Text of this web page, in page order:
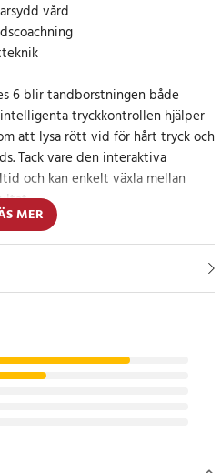
vård
6 blir tandborstningen både
tryckkontrollen hjälper
att lysa rött vid för hårt tryck och
Tack vare den interaktiva
och kan enkelt växla mellan
borstlägen – daglig rengöring,
och intensiv – vilket gör det
genom små
3D-grafik som guidar dig till en
leende
MER